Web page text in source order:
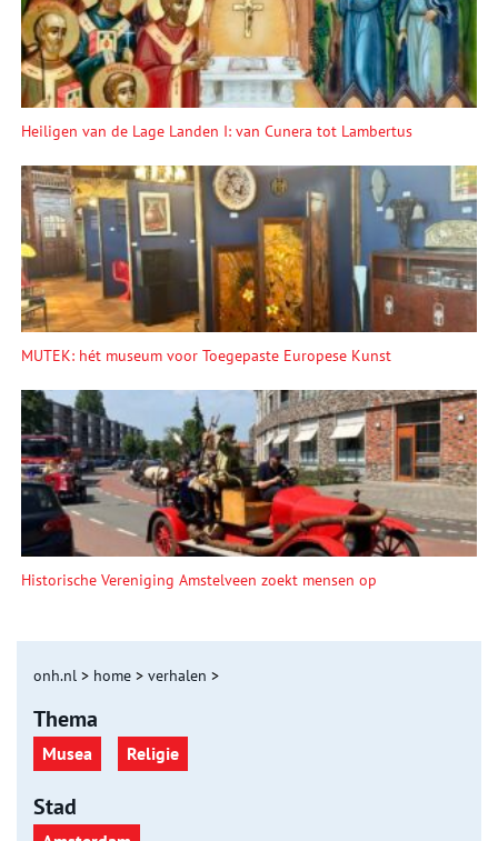
Heiligen van de Lage Landen I: van Cunera tot Lambertus
MUTEK: hét museum voor Toegepaste Europese Kunst
Historische Vereniging Amstelveen zoekt mensen op
onh.nl > home > verhalen >
Thema
Musea Religie
Stad